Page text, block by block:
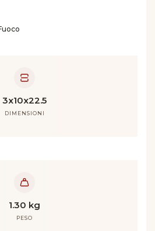
3x10x22.5
DIMENSIONI
1.30 kg
PESO